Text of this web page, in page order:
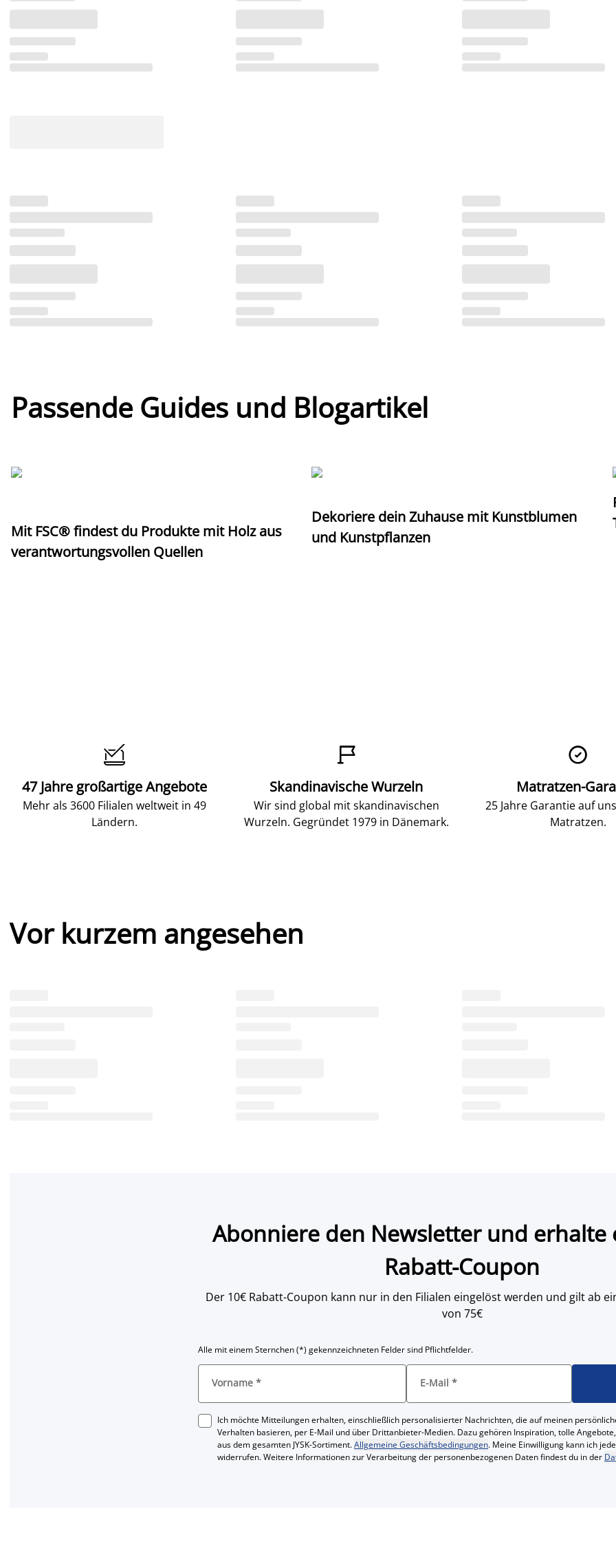
Passende Guides und Blogartikel
Mit FSC® findest du Produkte mit Holz aus
verantwortungsvollen Quellen
Dekoriere dein Zuhause mit Kunstblumen
und Kunstpflanzen

47 Jahre großartige Angebote
Mehr als 3600 Filialen weltweit in 49
Ländern.

Skandinavische Wurzeln
Wir sind global mit skandinavischen
Wurzeln. Gegründet 1979 in Dänemark.

Matratzen-
25 Jahre Garantie auf
Matratzen.
Vor kurzem angesehen
Abonniere den Newsletter und erhalte
Rabatt-Coupon
Der 10€ Rabatt-Coupon kann nur in den Filialen eingelöst werden und gilt ab
von 75€
Alle mit einem Sternchen (*) gekennzeichneten Felder sind Pflichtfelder.
Vorname * E-Mail *
Ich möchte Mitteilungen erhalten, einschließlich personalisierter Nachrichten, die auf meinen
Verhalten basieren, per E-Mail und über Drittanbieter-Medien. Dazu gehören Inspiration, tolle
aus dem gesamten JYSK-Sortiment.Allgemeine Geschäftsbedingungen. Meine Einwilligung kann ich
widerrufen. Weitere Informationen zur Verarbeitung der personenbezogenen Daten findest du in der